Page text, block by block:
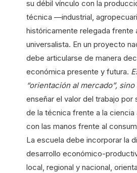
su débil vínculo con la
técnica —industrial,
históricamente relegada frente
universalista. En un proyecto
debe articularse de manera
económica presente y futura.
“orientación al mercado”,
enseñar el valor del trabajo por
de la técnica frente a la
con las manos frente al
La escuela debe incorporar la
desarrollo económico-
local, regional y nacional,